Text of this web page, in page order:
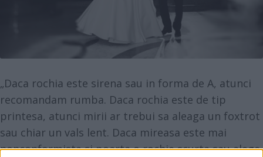
„Daca rochia este sirena sau in forma de A, atunci
recomandam rumba. Daca rochia este de tip
printesa, atunci mirii ar trebui sa aleaga un foxtrot
sau chiar un vals lent. Daca mireasa este mai
nonconformista si poarta o rochie scurta sau alege